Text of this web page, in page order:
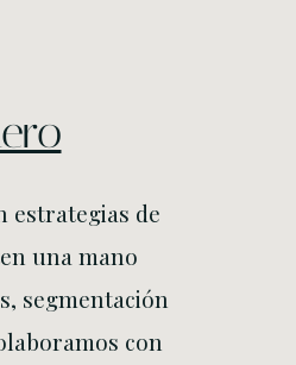
estrategias de
una mano
segmentación
con